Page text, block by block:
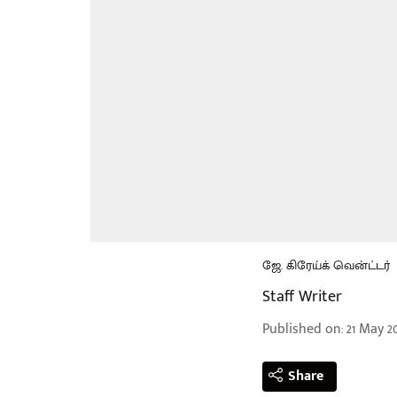
ஜே. கிரேய்க் வென்ட்டர்
Staff Writer
Published on:21 May
Share